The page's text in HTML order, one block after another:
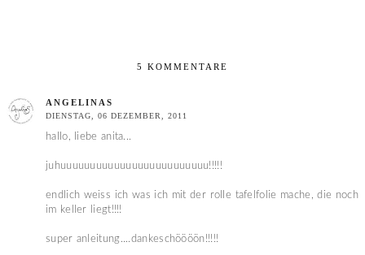
5 KOMMENTARE
ANGELINAS
DIENSTAG, 06 DEZEMBER, 2011
hallo, liebe anita...
juhuuuuuuuuuuuuuuuuuuuuuuuuu!!!!!
endlich weiss ich was ich mit der rolle tafelfolie mache, die noch
im keller liegt!!!!
super anleitung....dankeschöööön!!!!!